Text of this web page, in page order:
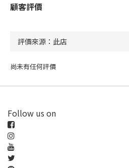
顧客評價
尚未有任何評價
Follow us on